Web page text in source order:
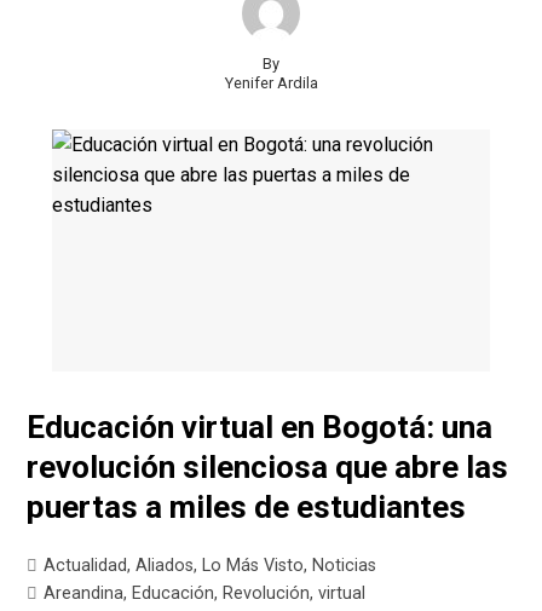
By
Yenifer Ardila
Educación virtual en Bogotá: una
revolución silenciosa que abre las
puertas a miles de estudiantes
Actualidad,Aliados, Lo Más Visto, Noticias
Areandina, Educación, Revolución,virtual